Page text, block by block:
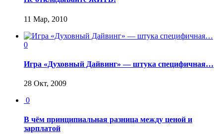
11 Мар, 2010
0
Игра «Духовный Дайвинг» — штука специфичная…
28 Окт, 2009
0
В чём принципиальная разница между ценой и
зарплатой